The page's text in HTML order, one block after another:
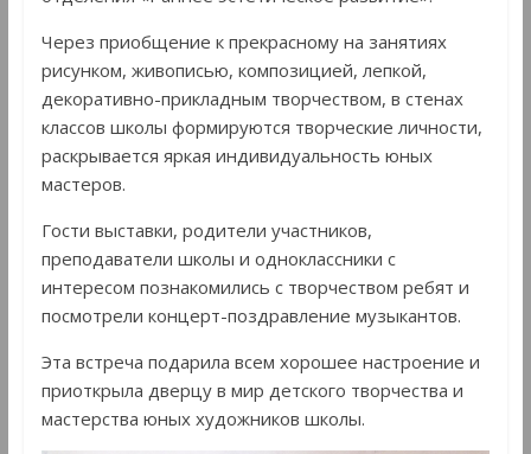
Через приобщение к прекрасному на занятиях
рисунком, живописью, композицией, лепкой,
декоративно-прикладным творчеством, в стенах
классов школы формируются творческие личности,
раскрывается яркая индивидуальность юных
мастеров.
Гости выставки, родители участников,
преподаватели школы и одноклассники с
интересом познакомились с творчеством ребят и
посмотрели концерт-поздравление музыкантов.
Эта встреча подарила всем хорошее настроение и
приоткрыла дверцу в мир детского творчества и
мастерства юных художников школы.